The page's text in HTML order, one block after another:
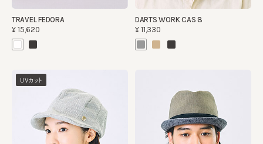
TRAVEL FEDORA
¥15,620
DARTS WORK CAS 8
¥11,330
UVカット